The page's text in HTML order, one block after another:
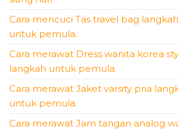
Cara mencuci Tas travel bag
untuk pemula.
Cara merawat Dress wanita korea
langkah untuk pemula.
Cara merawat Jaket varsity pria
untuk pemula.
Cara merawat Jam tangan analog